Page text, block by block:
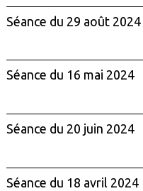
Séance du 29 août 2024
Séance du 16 mai 2024
Séance du 20 juin 2024
Séance du 18 avril 2024